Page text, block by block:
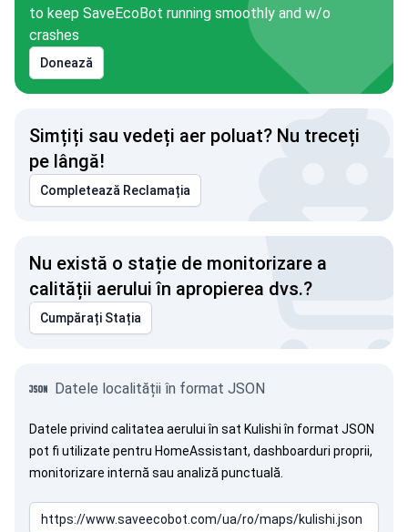
to keep SaveEcoBot running smoothly and w/o
crashes
Donează
Simțiți sau vedeți aer poluat? Nu treceți
pe lângă!
Completează Reclamația
Nu există o stație de monitorizare a
calității aerului în apropierea dvs.?
Cumpărați Stația
Datele localității în format JSON
Datele privind calitatea aerului în sat Kulishi în format JSON
pot fi utilizate pentru HomeAssistant, dashboarduri proprii,
monitorizare internă sau analiză punctuală.